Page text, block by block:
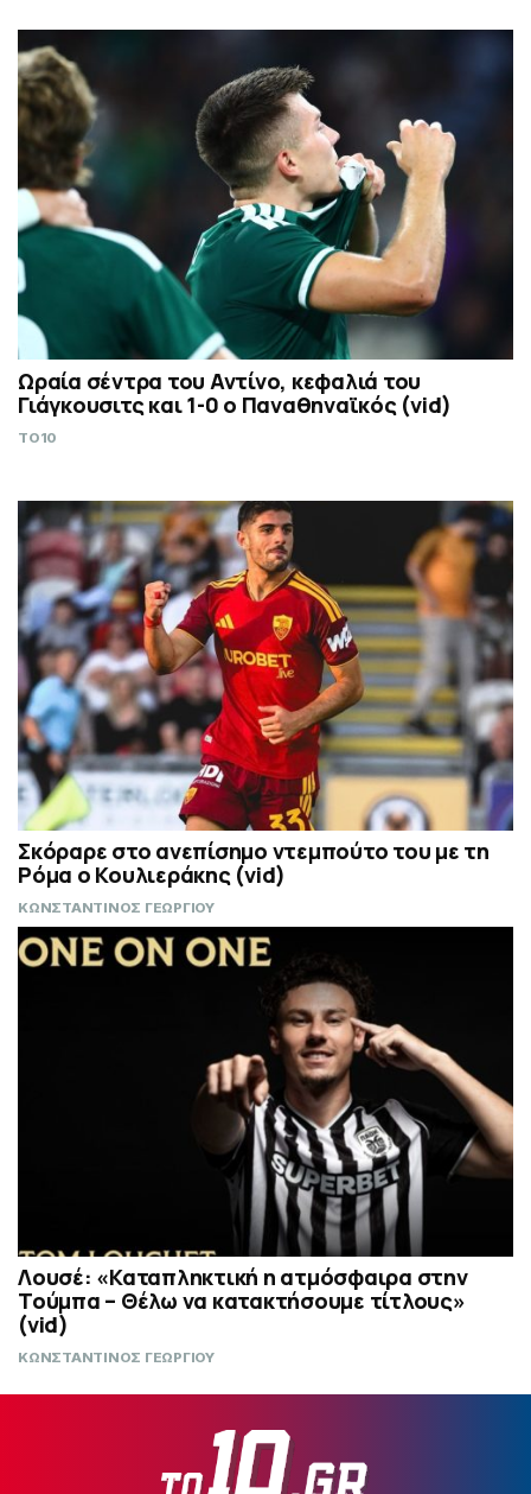
Ωραία σέντρα του Αντίνο, κεφαλιά του
Γιάγκουσιτς και 1-0 ο Παναθηναϊκός (vid)
TO10
Σκόραρε στο ανεπίσημο ντεμπούτο του με τη
Ρόμα ο Κουλιεράκης (vid)
ΚΩΝΣΤΑΝΤΙΝΟΣ ΓΕΩΡΓΙΟΥ
Λουσέ: «Καταπληκτική η ατμόσφαιρα στην
Τούμπα – Θέλω να κατακτήσουμε τίτλους»
(vid)
ΚΩΝΣΤΑΝΤΙΝΟΣ ΓΕΩΡΓΙΟΥ